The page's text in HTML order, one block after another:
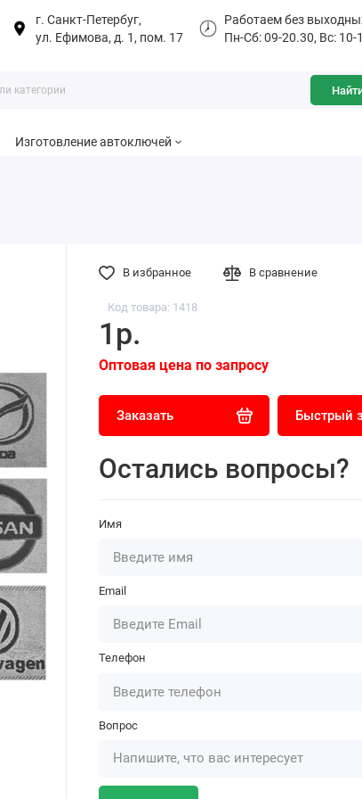
г. Санкт-Петербуг,
ул. Ефимова, д. 1, пом. 17
Работаем без
Пн-Сб: 09-20.30, Вс: 10-
Изготовление автоключей
Код товара: 1418
1р.
Оптовая цена по запросу
Заказать Быстрый
Остались вопросы?
Имя
Email
Телефон
Вопрос
В избранное В сравнение